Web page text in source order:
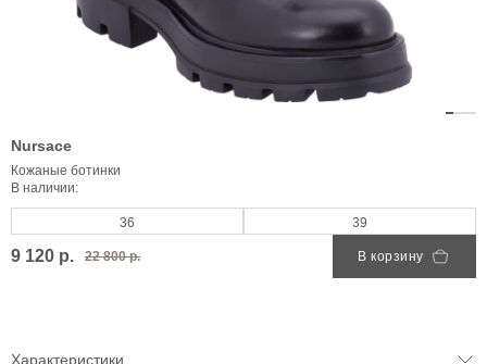
Nursace
Кожаные ботинки
В наличии:
36 39
9 120 р. 22 800 р. В корзину
Характеристики